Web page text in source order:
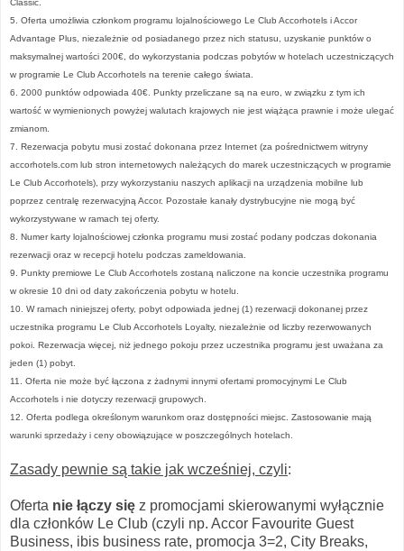
Classic.
5. Oferta umożliwia członkom programu lojalnościowego Le Club Accorhotels i Accor
Advantage Plus, niezależnie od posiadanego przez nich statusu, uzyskanie punktów o
maksymalnej wartości 200€, do wykorzystania podczas pobytów w hotelach uczestniczących
w programie Le Club Accorhotels na terenie całego świata.
6. 2000 punktów odpowiada 40€. Punkty przeliczane są na euro, w związku z tym ich
wartość w wymienionych powyżej walutach krajowych nie jest wiążąca prawnie i może ulegać
zmianom.
7. Rezerwacja pobytu musi zostać dokonana przez Internet (za pośrednictwem witryny
accorhotels.com lub stron internetowych należących do marek uczestniczących w programie
Le Club Accorhotels), przy wykorzystaniu naszych aplikacji na urządzenia mobilne lub
poprzez centralę rezerwacyjną Accor. Pozostałe kanały dystrybucyjne nie mogą być
wykorzystywane w ramach tej oferty.
8. Numer karty lojalnościowej członka programu musi zostać podany podczas dokonania
rezerwacji oraz w recepcji hotelu podczas zameldowania.
9. Punkty premiowe Le Club Accorhotels zostaną naliczone na koncie uczestnika programu
w okresie 10 dni od daty zakończenia pobytu w hotelu.
10. W ramach niniejszej oferty, pobyt odpowiada jednej (1) rezerwacji dokonanej przez
uczestnika programu Le Club Accorhotels Loyalty, niezależnie od liczby rezerwowanych
pokoi. Rezerwacja więcej, niż jednego pokoju przez uczestnika programu jest uważana za
jeden (1) pobyt.
11. Oferta nie może być łączona z żadnymi innymi ofertami promocyjnymi Le Club
Accorhotels i nie dotyczy rezerwacji grupowych.
12. Oferta podlega określonym warunkom oraz dostępności miejsc. Zastosowanie mają
warunki sprzedaży i ceny obowiązujące w poszczególnych hotelach.
Zasady pewnie są takie jak wcześniej, czyli:
Oferta nie łączy się z promocjami skierowanymi wyłącznie
dla członków Le Club (czyli np. Accor Favourite Guest
Business, ibis business rate, promocja 3=2, City Breaks,